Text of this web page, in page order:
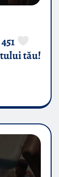
tău!